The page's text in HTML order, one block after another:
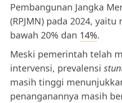
Pembangunan Jangka
(RPJMN) pada 2024,
bawah 20% dan 14%.
Meski pemerintah telah
intervensi, prevalensi
masih tinggi
penanganannya masih